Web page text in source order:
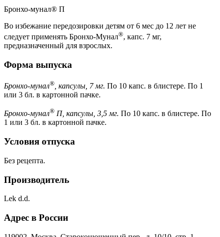
Бронхо-мунал® П
Во избежание передозировки детям от 6 мес до 12 лет не
следует применять Бронхо-Мунал®, капс. 7 мг,
предназначенный для взрослых.
Форма выпуска
Бронхо-мунал® , капсулы, 7 мг. По 10 капс. в блистере. По 1
или 3 бл. в картонной пачке.
Бронхо-мунал® П, капсулы, 3,5 мг. По 10 капс. в блистере. По
1 или 3 бл. в картонной пачке.
Условия отпуска
Без рецепта.
Производитель
Lek d.d.
Адрес в России